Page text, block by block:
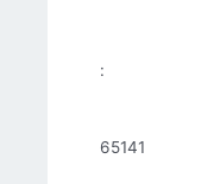
:
65141